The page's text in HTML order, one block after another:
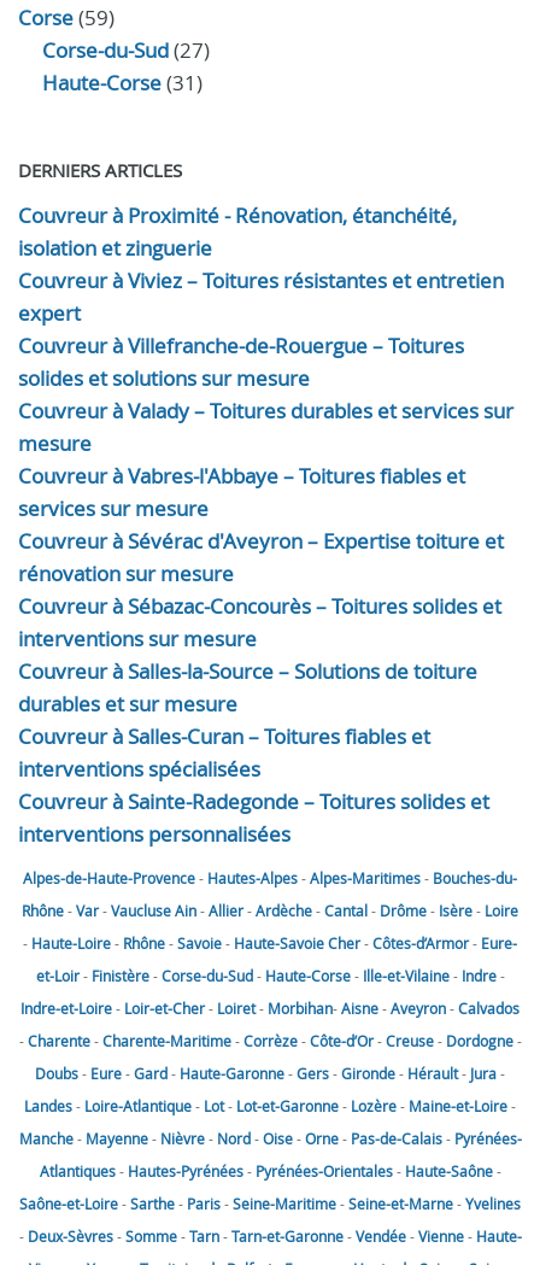
Corse(59)
Corse-du-Sud(27)
Haute-Corse(31)
DERNIERS ARTICLES
Couvreur à Proximité - Rénovation, étanchéité,
isolation et zinguerie
Couvreur à Viviez – Toitures résistantes et entretien
expert
Couvreur à Villefranche-de-Rouergue – Toitures
solides et solutions sur mesure
Couvreur à Valady – Toitures durables et services sur
mesure
Couvreur à Vabres-l'Abbaye – Toitures fiables et
services sur mesure
Couvreur à Sévérac d'Aveyron – Expertise toiture et
rénovation sur mesure
Couvreur à Sébazac-Concourès – Toitures solides et
interventions sur mesure
Couvreur à Salles-la-Source – Solutions de toiture
durables et sur mesure
Couvreur à Salles-Curan – Toitures fiables et
interventions spécialisées
Couvreur à Sainte-Radegonde – Toitures solides et
interventions personnalisées
Alpes-de-Haute-Provence- Hautes-Alpes-Alpes-Maritimes- Bouches-du-
Rhône-Var-VaucluseAin-Allier-Ardèche-Cantal- Drôme- Isère- Loire
- Haute-Loire- Rhône-Savoie- Haute-SavoieCher-Côtes-d’Armor- Eure-
et-Loir- Finistère-Corse-du-Sud- Haute-Corse- Ille-et-Vilaine- Indre-
Indre-et-Loire- Loir-et-Cher- Loiret- Morbihan-Aisne-Aveyron-Calvados
-Charente-Charente-Maritime-Corrèze-Côte-d’Or-Creuse- Dordogne-
Doubs- Eure-Gard- Haute-Garonne-Gers-Gironde- Hérault- Jura-
Landes- Loire-Atlantique- Lot- Lot-et-Garonne- Lozère- Maine-et-Loire-
Manche- Mayenne- Nièvre- Nord-Oise-Orne- Pas-de-Calais- Pyrénées-
Atlantiques- Hautes-Pyrénées- Pyrénées-Orientales- Haute-Saône-
Saône-et-Loire-Sarthe- Paris-Seine-Maritime-Seine-et-Marne-Yvelines
- Deux-Sèvres-Somme-Tarn-Tarn-et-Garonne-Vendée-Vienne- Haute-